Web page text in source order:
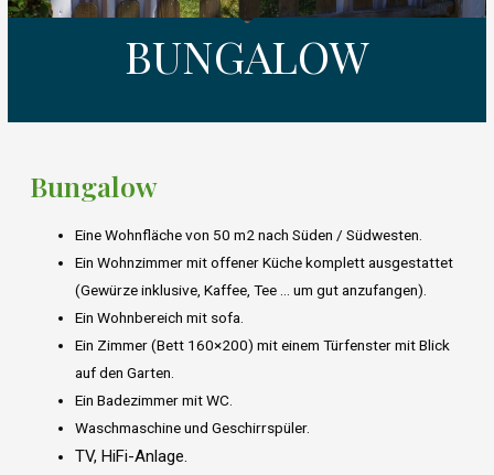
BUNGALOW
Bungalow
Eine Wohnfläche von 50 m2 nach Süden / Südwesten.
Ein Wohnzimmer mit offener Küche komplett ausgestattet
(Gewürze inklusive, Kaffee, Tee … um gut anzufangen).
Ein Wohnbereich mit sofa.
Ein Zimmer (Bett 160×200) mit einem Türfenster mit Blick
auf den Garten.
Ein Badezimmer mit WC.
Waschmaschine und Geschirrspüler.
TV, HiFi-Anlage.